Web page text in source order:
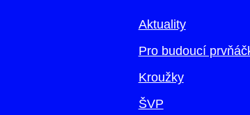
Aktuality
Pro budoucí
Kroužky
ŠVP